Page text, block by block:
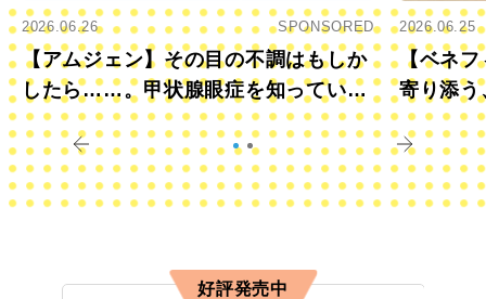
2026.06.26 SPONSORED
【アムジェン】その目の不調はもしか
したら……。甲状腺眼症を知っていま
すか？
2026.06.25
【ベネフ
寄り添う
きに
好評発売中